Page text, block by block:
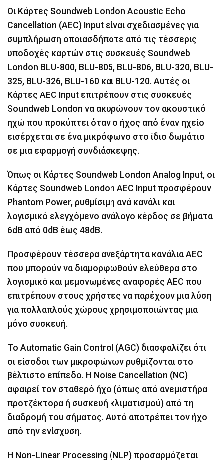
Οι Κάρτες Soundweb London Acoustic Echo
Cancellation (AEC) Input είναι σχεδιασμένες για
συμπλήρωση οποιασδήποτε από τις τέσσερις
υποδοχές καρτών στις συσκευές Soundweb
London BLU-800, BLU-805, BLU-806, BLU-320, BLU-
325, BLU-326, BLU-160 και BLU-120. Αυτές οι
Κάρτες AEC Input επιτρέπουν στις συσκευές
Soundweb London να ακυρώνουν τον ακουστικό
ηχώ που προκύπτει όταν ο ήχος από έναν ηχείο
εισέρχεται σε ένα μικρόφωνο στο ίδιο δωμάτιο
σε μια εφαρμογή συνδιάσκεψης.
Όπως οι Κάρτες Soundweb London Analog Input, οι
Κάρτες Soundweb London AEC Input προσφέρουν
Phantom Power, ρυθμίσιμη ανά κανάλι και
λογισμικό ελεγχόμενο ανάλογο κέρδος σε βήματα
6dB από 0dB έως 48dB.
Προσφέρουν τέσσερα ανεξάρτητα κανάλια AEC
που μπορούν να διαμορφωθούν ελεύθερα στο
λογισμικό και μεμονωμένες αναφορές AEC που
επιτρέπουν στους χρήστες να παρέχουν μια λύση
για πολλαπλούς χώρους χρησιμοποιώντας μια
μόνο συσκευή.
Το Automatic Gain Control (AGC) διασφαλίζει ότι
οι είσοδοι των μικροφώνων ρυθμίζονται στο
βέλτιστο επίπεδο. Η Noise Cancellation (NC)
αφαιρεί τον σταθερό ήχο (όπως από ανεμιστήρα
προτζέκτορα ή συσκευή κλιματισμού) από τη
διαδρομή του σήματος. Αυτό αποτρέπει τον ήχο
από την ενίσχυση.
Η Non-Linear Processing (NLP) προσαρμόζεται